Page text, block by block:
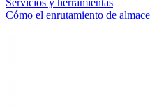
Servicios y herramientas
Cómo el enrutamiento de